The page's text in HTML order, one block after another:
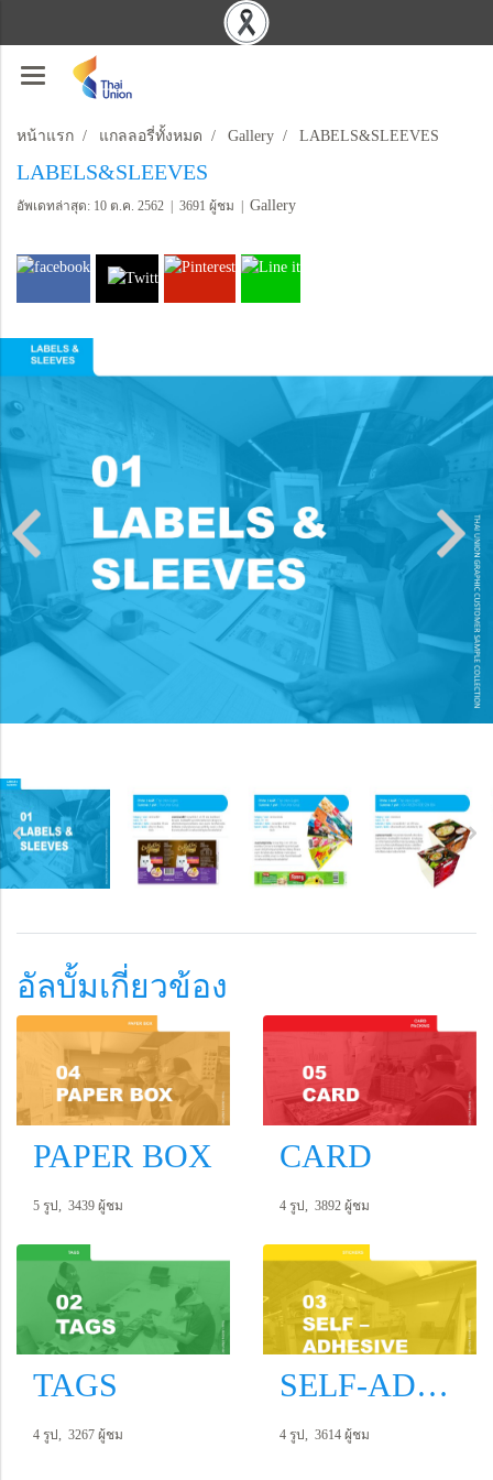
หน้าแรก แกลลอรี่ทั้งหมด Gallery LABELS&SLEEVES
LABELS&SLEEVES
อัพเดทล่าสุด: 10 ต.ค. 2562 3691 ผู้ชม Gallery
อัลบั้มเกี่ยวข้อง
PAPER BOX
5 รูป, 3439 ผู้ชม
CARD
4 รูป, 3892 ผู้ชม
TAGS
4 รูป, 3267 ผู้ชม
SELF-ADHESIVE
4 รูป, 3614 ผู้ชม